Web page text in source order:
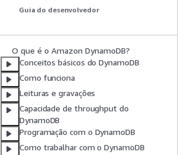
Guia do desenvolvedor
O que é o Amazon DynamoDB?
Conceitos básicos do DynamoDB
Como funciona
Leituras e gravações
Capacidade de throughput do
DynamoDB
Programação com o DynamoDB
Como trabalhar com o DynamoDB